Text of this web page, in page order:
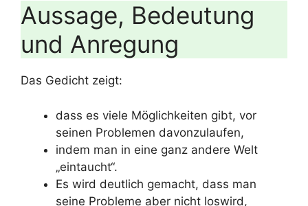
Aussage, Bedeutung
und Anregung
Das Gedicht zeigt:
dass es viele Möglichkeiten gibt, vor
seinen Problemen davonzulaufen,
indem man in eine ganz andere Welt
„eintaucht“.
Es wird deutlich gemacht, dass man
seine Probleme aber nicht loswird,